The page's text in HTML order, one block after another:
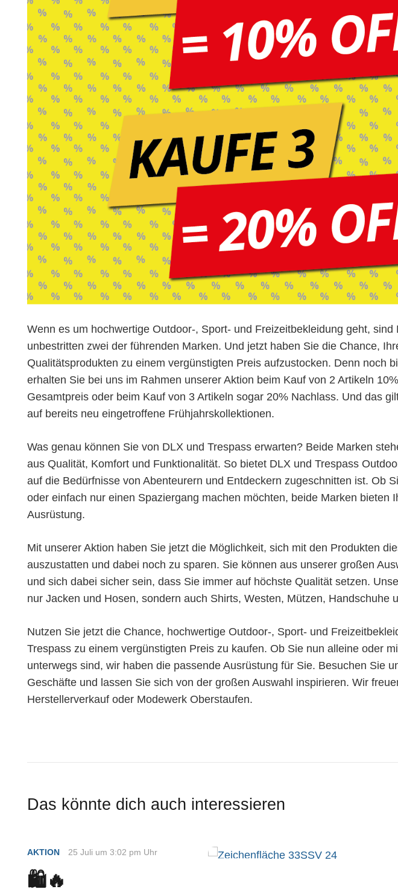
Wenn es um hochwertige Outdoor-, Sport- und Freizeitbekleidung geht, sind
unbestritten zwei der führenden Marken. Und jetzt haben Sie die Chance,
Qualitätsprodukten zu einem vergünstigten Preis aufzustocken. Denn noch
erhalten Sie bei uns im Rahmen unserer Aktion beim Kauf von 2 Artikeln
Gesamtpreis oder beim Kauf von 3 Artikeln sogar 20% Nachlass. Und das
auf bereits neu eingetroffene Frühjahrskollektionen.
Was genau können Sie von DLX und Trespass erwarten? Beide Marken
aus Qualität, Komfort und Funktionalität. So bietet DLX und Trespass
auf die Bedürfnisse von Abenteurern und Entdeckern zugeschnitten ist. Ob
oder einfach nur einen Spaziergang machen möchten, beide Marken bieten
Ausrüstung.
Mit unserer Aktion haben Sie jetzt die Möglichkeit, sich mit den Produkten
auszustatten und dabei noch zu sparen. Sie können aus unserer großen
und sich dabei sicher sein, dass Sie immer auf höchste Qualität setzen.
nur Jacken und Hosen, sondern auch Shirts, Westen, Mützen, Handschuhe
Nutzen Sie jetzt die Chance, hochwertige Outdoor-, Sport- und
Trespass zu einem vergünstigten Preis zu kaufen. Ob Sie nun alleine oder
unterwegs sind, wir haben die passende Ausrüstung für Sie. Besuchen Sie
Geschäfte und lassen Sie sich von der großen Auswahl inspirieren. Wir
Herstellerverkauf oder Modewerk Oberstaufen.
Das könnte dich auch interessieren
AKTION 25 Juli um 3:02 pm Uhr
🛍️🔥